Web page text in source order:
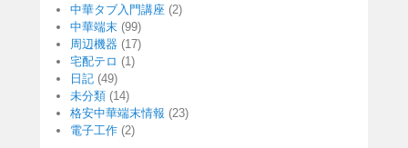
中華タブ入門講座 (2)
中華端末 (99)
周辺機器 (17)
宅配テロ (1)
日記 (49)
未分類 (14)
格安中華端末情報 (23)
電子工作 (2)